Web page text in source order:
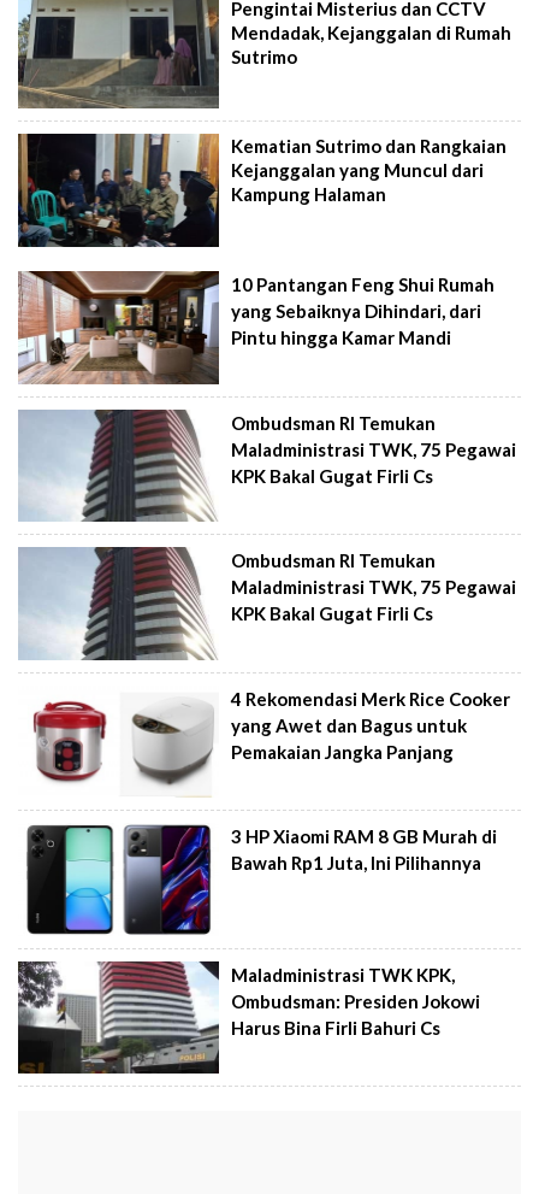
Pengintai Misterius dan CCTV
Mendadak, Kejanggalan di Rumah
Sutrimo
Kematian Sutrimo dan Rangkaian
Kejanggalan yang Muncul dari
Kampung Halaman
10 Pantangan Feng Shui Rumah
yang Sebaiknya Dihindari, dari
Pintu hingga Kamar Mandi
Ombudsman RI Temukan
Maladministrasi TWK, 75 Pegawai
KPK Bakal Gugat Firli Cs
Ombudsman RI Temukan
Maladministrasi TWK, 75 Pegawai
KPK Bakal Gugat Firli Cs
4 Rekomendasi Merk Rice Cooker
yang Awet dan Bagus untuk
Pemakaian Jangka Panjang
3 HP Xiaomi RAM 8 GB Murah di
Bawah Rp1 Juta, Ini Pilihannya
Maladministrasi TWK KPK,
Ombudsman: Presiden Jokowi
Harus Bina Firli Bahuri Cs